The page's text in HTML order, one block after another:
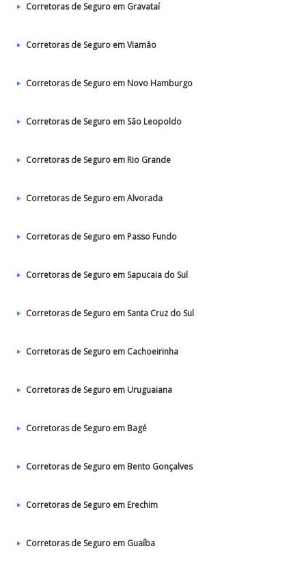
Corretoras de Seguro em Gravataí
Corretoras de Seguro em Viamão
Corretoras de Seguro em Novo Hamburgo
Corretoras de Seguro em São Leopoldo
Corretoras de Seguro em Rio Grande
Corretoras de Seguro em Alvorada
Corretoras de Seguro em Passo Fundo
Corretoras de Seguro em Sapucaia do Sul
Corretoras de Seguro em Santa Cruz do Sul
Corretoras de Seguro em Cachoeirinha
Corretoras de Seguro em Uruguaiana
Corretoras de Seguro em Bagé
Corretoras de Seguro em Bento Gonçalves
Corretoras de Seguro em Erechim
Corretoras de Seguro em Guaíba